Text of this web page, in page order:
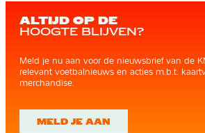
ALTIJD OP DE
HOOGTE BLIJVEN?
Meld je nu aan voor de nieuwsbrief van de
relevant voetbalnieuws en acties m.b.t.
merchandise.
MELD JE AAN